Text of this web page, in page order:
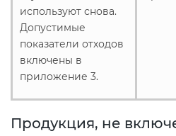
используют снова.
Допустимые
показатели отходов
включены в
приложение 3.
Продукция, не